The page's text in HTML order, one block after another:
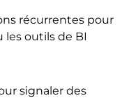
récurrentes pour
les outils de BI
signaler des